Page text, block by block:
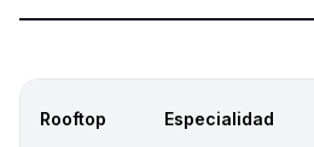
Rooftop Especialidad